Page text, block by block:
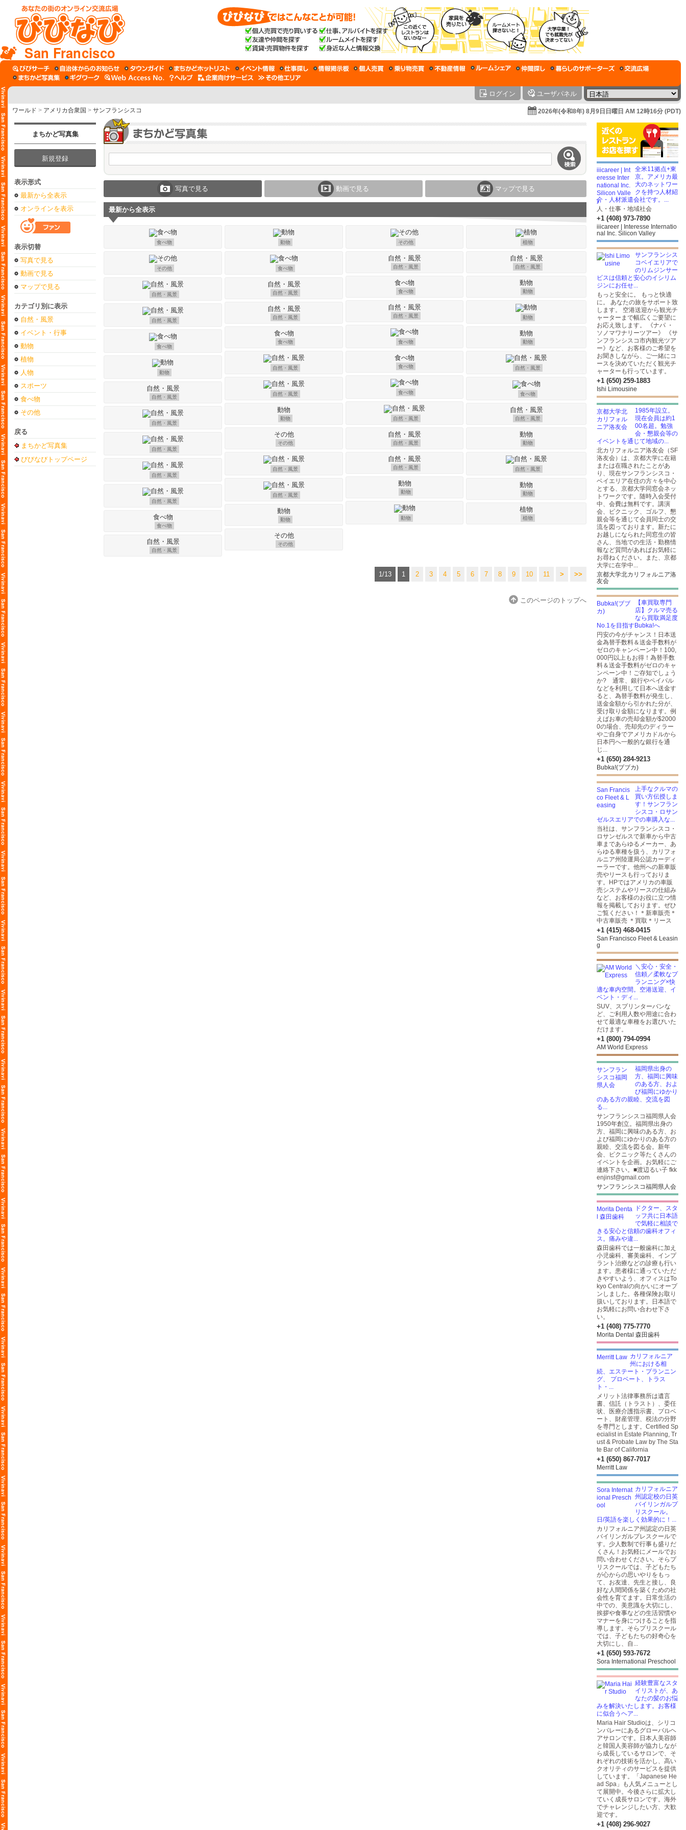
San Francisco
ログイン ユーザパネル
ワールド > アメリカ合衆国 > サンフランシスコ 2026年(令和8年) 8月9日日曜日 AM 12時16分 (PDT)
まちかど写真集
新規登録
表示形式
最新から全表示
オンラインを表示
表示切替
写真で見る
動画で見る
マップで見る
カテゴリ別に表示
自然・風景
イベント・行事
動物
植物
人物
スポーツ
食べ物
その他
戻る
まちかど写真集
びびなびトップページ
写真で見る 動画で見る マップで見る
最新から全表示
食べ物
その他
自然・風景
自然・風景
食べ物
動物
自然・風景
自然・風景
自然・風景
自然・風景
自然・風景
食べ物
自然・風景
動物
食べ物
自然・風景
自然・風景
食べ物
自然・風景
自然・風景
動物
その他
自然・風景
自然・風景
動物
その他
その他
自然・風景
食べ物
自然・風景
食べ物
食べ物
食べ物
自然・風景
自然・風景
自然・風景
動物
動物
植物
自然・風景
動物
動物
動物
自然・風景
食べ物
自然・風景
動物
自然・風景
動物
植物
1/13 1 2 3 4 5 6 7 8 9 10 11 > >>
このページのトップへ
全米11拠点+東
京。アメリカ最
大のネットワー
クを持つ人材紹
介・人材派遣会社です。...
人・仕事・地域社会
+1 (408) 973-7890
iiicareer | Interesse Internatio
nal Inc. Silicon Valley
サンフランシス
コベイエリアで
のリムジンサー
ビスは信頼と安心のイシリム
ジンにお任せ...
もっと安全に。 もっと快適
に。 あなたの旅をサポート致
します。 空港送迎から観光チ
ャーターまで幅広くご要望に
お応え致します。 《ナパ ・
ソノマワナリーツアー》 《サ
ンフランシスコ市内観光ツア
ー》など、お客様のご希望を
お聞きしながら、ご一緒にコ
ースを決めていただく観光チ
ャーターも行っています。
+1 (650) 259-1883
Ishi Limousine
1985年設立。
現在会員は約1
00名超。勉強
会・懇親会等の
イベントを通じて地域の...
北カリフォルニア洛友会（SF
洛友会）は、京都大学に在籍
または在職されたことがあ
り、現在サンフランシスコ・
ベイエリア在住の方々を中心
とする、京都大学同窓会ネッ
トワークです。随時入会受付
中、会費は無料です。講演
会、ピクニック、ゴルフ、懇
親会等を通じて会員同士の交
流を図っております。新たに
お越しになられた同窓生の皆
さん、当地での生活・勤務情
報など質問があればお気軽に
お尋ねください。また、京都
大学に在学中...
京都大学北カリフォルニア洛
友会
【車買取専門
店】クルマ売る
なら買取満足度
No.1を目指すBubka!へ
円安の今がチャンス！日本送
金為替手数料＆送金手数料が
ゼロのキャンペーン中！100,
000円以上もお得！為替手数
料＆送金手数料がゼロのキャ
ンペーン中！ご存知でしょう
か? 通常、銀行やペイパル
などを利用して日本へ送金す
ると、為替手数料が発生し、
送金金額から引かれた分が、
受け取り金額になります。例
えばお車の売却金額が$2000
0の場合、売却先のディラー
やご自身でアメリカドルから
日本円へ一般的な銀行を通
じ...
+1 (650) 284-9213
Bubka!(ブブカ)
上手なクルマの
買い方伝授しま
す！サンフラン
シスコ・ロサン
ゼルスエリアでの車購入な...
当社は、サンフランシスコ・
ロサンゼルスで新車から中古
車まであらゆるメーカー、あ
らゆる車種を扱う、カリフォ
ルニア州陸運局公認カーディ
ーラーです。他州への新車販
売やリースも行っておりま
す。HPではアメリカの車販
売システムやリースの仕組み
など、お客様のお役に立つ情
報を掲載しております。ぜひ
ご覧ください！＊新車販売＊
中古車販売 ＊買取＊リース
+1 (415) 468-0415
San Francisco Fleet & Leasin
g
＼安心・安全・
信頼／柔軟なプ
ランニング×快
適な車内空間。空港送迎、イ
ベント・ディ...
SUV、スプリンターバンな
ど、ご利用人数や用途に合わ
せて最適な車種をお選びいた
だけます。
+1 (800) 794-0994
AM World Express
福岡県出身の
方、福岡に興味
のある方、およ
び福岡にゆかり
のある方の親睦、交流を図
る...
サンフランシスコ福岡県人会
1950年創立。福岡県出身の
方、福岡に興味のある方、お
よび福岡にゆかりのある方の
親睦、交流を図る会。新年
会、ピクニック等たくさんの
イベントを企画。お気軽にご
連絡下さい。■渡辺るい子 fkk
enjinsf@gmail.com
サンフランシスコ福岡県人会
ドクター、スタ
ッフ共に日本語
で気軽に相談で
きる安心と信頼の歯科オフィ
ス。痛みや違...
森田歯科では一般歯科に加え
小児歯科、審美歯科、インプ
ラント治療などの診療も行い
ます。患者様に通っていただ
きやすいよう、オフィスはTo
kyo Centralの向かいにオープ
ンしました。各種保険お取り
扱いしております。日本語で
お気軽にお問い合わせ下さ
い。
+1 (408) 775-7770
Morita Dental 森田歯科
カリフォルニア
州における相
続、エステート・プランニン
グ、 プロベート、トラス
ト・...
メリット法律事務所は遺言
書、信託（トラスト）、委任
状、医療介護指示書、プロベ
ート、財産管理、税法の分野
を専門とします。Certified Sp
ecialist in Estate Planning, Tr
ust & Probate Law by The Sta
te Bar of California
+1 (650) 867-7017
Merritt Law
カリフォルニア
州認定校の日英
バイリンガルプ
リスクール。
日/英語を楽しく効果的に！...
カリフォルニア州認定の日英
バイリンガルプレスクールで
す。少人数制で行事も盛りだ
くさん！お気軽にメールでお
問い合わせください。そらプ
リスクールでは、子どもたち
が心からの思いやりをもっ
て、お友達、先生と接し、良
好な人間関係を築くための社
会性を育てます。日常生活の
中での、美意識を大切にし、
挨拶や食事などの生活習慣や
マナーを身につけることを指
導します。そらプリスクール
では、子どもたちの好奇心を
大切にし、自...
+1 (650) 593-7672
Sora International Preschool
経験豊富なスタ
イリストが、あ
なたの髪のお悩
みを解決いたします。お客様
に似合うヘア...
Maria Hair Studioは、シリコ
ンバレーにあるグローバルヘ
アサロンです。日本人美容師
と韓国人美容師が協力しなが
ら成長しているサロンで、そ
れぞれの技術を活かし、高い
クオリティのサービスを提供
しています。「Japanese He
ad Spa」も人気メニューとし
て展開中。今後さらに拡大し
ていく成長サロンです。海外
でチャレンジしたい方、大歓
迎です。
+1 (408) 296-9027